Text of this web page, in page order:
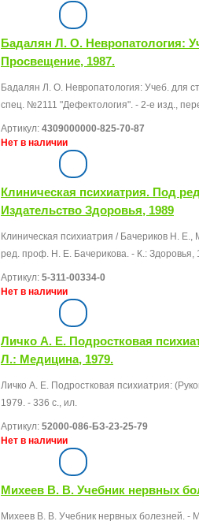
Бадалян Л. О. Невропатология:
Просвещение, 1987.
Бадалян Л. О. Невропатология: Учеб. для
спец. №2111 "Дефектология". - 2-е изд.,
Артикул: 4309000000-825-70-87
Нет в наличии
Клиническая психиатрия. Под
Издательство Здоровья, 1989
Клиническая психиатрия / Бачериков Н.
ред. проф. Н. Е. Бачерикова. - К.: Здоровья,
Артикул: 5-311-00334-0
Нет в наличии
Личко А. Е. Подростковая
Л.: Медицина, 1979.
Личко А. Е. Подростковая психиатрия:
1979. - 336 с., ил.
Артикул: 52000-086-БЗ-23-25-79
Нет в наличии
Михеев В. В. Учебник нервных
Михеев В. В. Учебник нервных болезней. -